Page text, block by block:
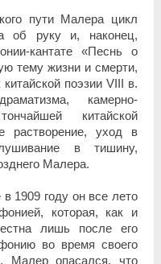
пути Малера цикл
об руку и, наконец,
кантате «Песнь о
тему жизни и смерти,
поэзии VIII в.
камерно-
китайской
растворение, уход в
в тишину,
Малера.
1909 году он все лето
которая, как и
лишь после его
во время своего
Малер опасался, что